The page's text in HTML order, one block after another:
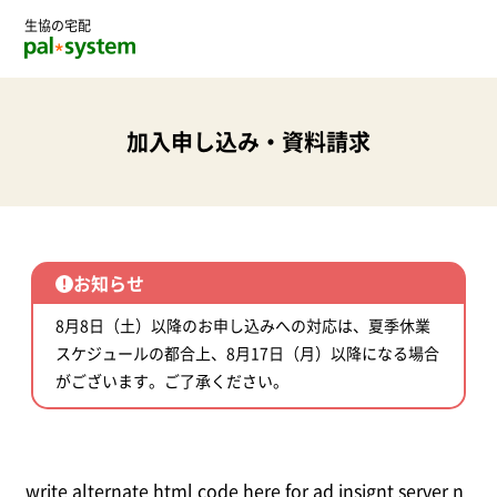
生協の宅配
加入申し込み・資料請求
お知らせ
8月8日（土）以降のお申し込みへの対応は、夏季休業
スケジュールの都合上、8月17日（月）以降になる場合
がございます。ご了承ください。
write alternate html code here for ad insignt server n